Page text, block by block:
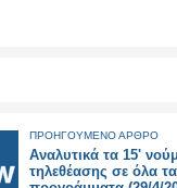
ΠΡΟΗΓΟΥΜΕΝΟ ΑΡΘΡΟ
Αναλυτικά τα 15'
τηλεθέασης σε όλα τα